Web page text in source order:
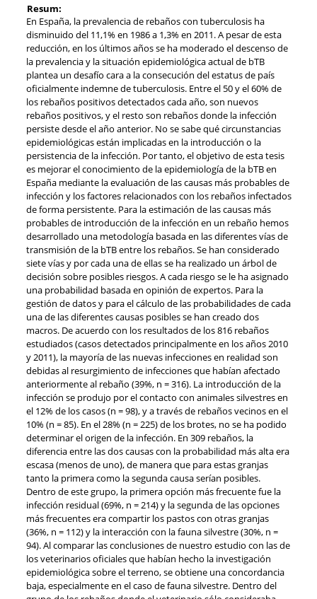
Resum:
En España, la prevalencia de rebaños con tuberculosis ha
disminuido del 11,1% en 1986 a 1,3% en 2011. A pesar de esta
reducción, en los últimos años se ha moderado el descenso de
la prevalencia y la situación epidemiológica actual de bTB
plantea un desafío cara a la consecución del estatus de país
oficialmente indemne de tuberculosis. Entre el 50 y el 60% de
los rebaños positivos detectados cada año, son nuevos
rebaños positivos, y el resto son rebaños donde la infección
persiste desde el año anterior. No se sabe qué circunstancias
epidemiológicas están implicadas en la introducción o la
persistencia de la infección. Por tanto, el objetivo de esta tesis
es mejorar el conocimiento de la epidemiología de la bTB en
España mediante la evaluación de las causas más probables de
infección y los factores relacionados con los rebaños infectados
de forma persistente. Para la estimación de las causas más
probables de introducción de la infección en un rebaño hemos
desarrollado una metodología basada en las diferentes vías de
transmisión de la bTB entre los rebaños. Se han considerado
siete vías y por cada una de ellas se ha realizado un árbol de
decisión sobre posibles riesgos. A cada riesgo se le ha asignado
una probabilidad basada en opinión de expertos. Para la
gestión de datos y para el cálculo de las probabilidades de cada
una de las diferentes causas posibles se han creado dos
macros. De acuerdo con los resultados de los 816 rebaños
estudiados (casos detectados principalmente en los años 2010
y 2011), la mayoría de las nuevas infecciones en realidad son
debidas al resurgimiento de infecciones que habían afectado
anteriormente al rebaño (39%, n = 316). La introducción de la
infección se produjo por el contacto con animales silvestres en
el 12% de los casos (n = 98), y a través de rebaños vecinos en el
10% (n = 85). En el 28% (n = 225) de los brotes, no se ha podido
determinar el origen de la infección. En 309 rebaños, la
diferencia entre las dos causas con la probabilidad más alta era
escasa (menos de uno), de manera que para estas granjas
tanto la primera como la segunda causa serían posibles.
Dentro de este grupo, la primera opción más frecuente fue la
infección residual (69%, n = 214) y la segunda de las opciones
más frecuentes era compartir los pastos con otras granjas
(36%, n = 112) y la interacción con la fauna silvestre (30%, n =
94). Al comparar las conclusiones de nuestro estudio con las de
los veterinarios oficiales que habían hecho la investigación
epidemiológica sobre el terreno, se obtiene una concordancia
baja, especialmente en el caso de fauna silvestre. Dentro del